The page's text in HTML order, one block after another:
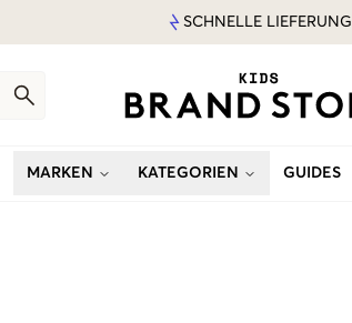
SCHNELLE LIEFERUNG
MARKEN KATEGORIEN GUIDES